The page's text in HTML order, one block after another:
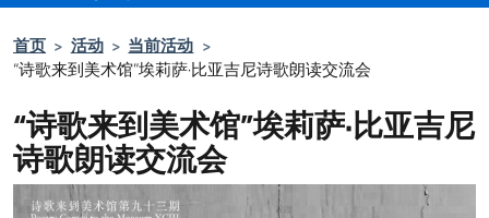
首页 > 活动 > 当前活动 >
“诗歌来到美术馆”埃莉萨·比亚吉尼诗歌朗读交流会
“诗歌来到美术馆”埃莉萨·比亚吉尼
诗歌朗读交流会